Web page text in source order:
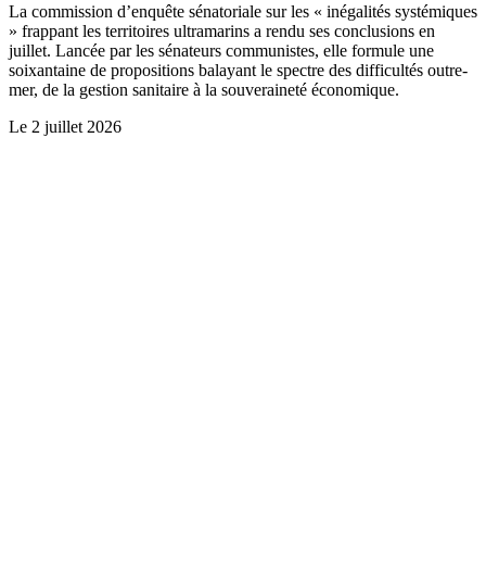
La commission d’enquête sénatoriale sur les « inégalités systémiques
» frappant les territoires ultramarins a rendu ses conclusions en
juillet. Lancée par les sénateurs communistes, elle formule une
soixantaine de propositions balayant le spectre des difficultés outre-
mer, de la gestion sanitaire à la souveraineté économique.
Le 2 juillet 2026